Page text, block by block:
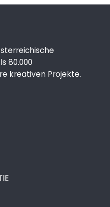
80.000
kreativen Projekte.